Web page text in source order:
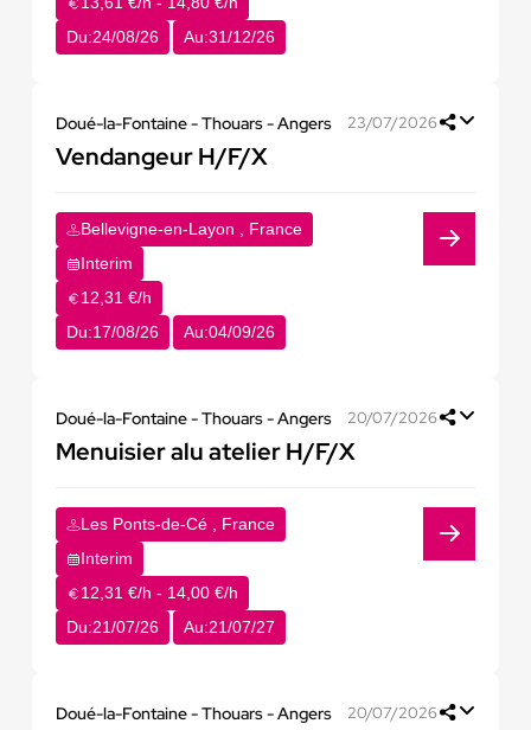
Du:24/08/26 Au:31/12/26
Doué-la-Fontaine - Thouars - Angers 23/07/2026
Vendangeur H/F/X
Bellevigne-en-Layon , France
Interim
12,31 €/h
Du:17/08/26 Au:04/09/26
Doué-la-Fontaine - Thouars - Angers 20/07/2026
Menuisier alu atelier H/F/X
Les Ponts-de-Cé , France
Interim
12,31 €/h - 14,00 €/h
Du:21/07/26 Au:21/07/27
Doué-la-Fontaine - Thouars - Angers 20/07/2026